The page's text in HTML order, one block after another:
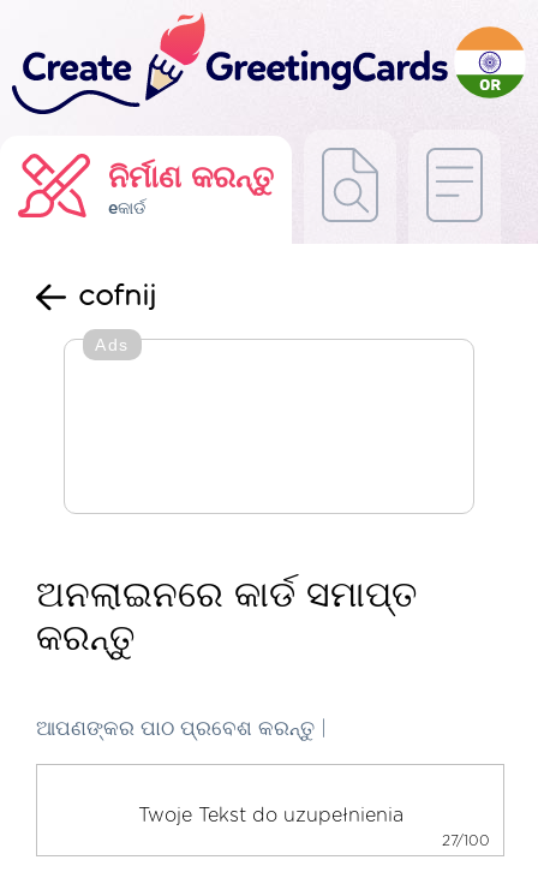
ନିର୍ମାଣ କରନ୍ତୁ
eକାର୍ଡ
cofnij
Ads
ଅନଲାଇନରେ କାର୍ଡ ସମାପ୍ତ
କରନ୍ତୁ
ଆପଣଙ୍କର ପାଠ ପ୍ରବେଶ କରନ୍ତୁ |
27/100